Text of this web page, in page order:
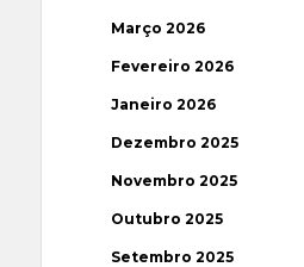
Março 2026
Fevereiro 2026
Janeiro 2026
Dezembro 2025
Novembro 2025
Outubro 2025
Setembro 2025